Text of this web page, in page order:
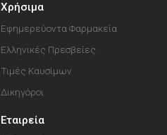
Χρήσιμα
Εφημερεύοντα Φαρμακεία
Ελληνικές Πρεσβείες
Τιμές Καυσίμων
Δικηγόροι
Εταιρεία